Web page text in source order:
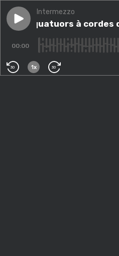
Play episodeLes six quatuors à
Intermezzo
Les six quatuors à
00:00
30 1x 30